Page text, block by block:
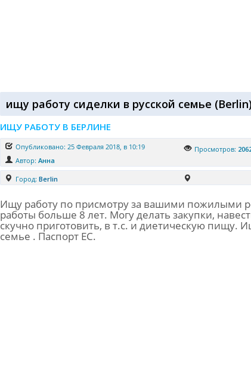
ищу работу сиделки в русской семье (Berlin
ИЩУ РАБОТУ В БЕРЛИНЕ
Опубликовано: 25 Февраля 2018, в 10:19 Просмотров:
Автор: Анна
Город: Berlin
Ищу работу по присмотру за вашими пожилыми
работы больше 8 лет. Могу делать закупки,
скучно приготовить, в т.с. и диетическую пищу.
семье . Паспорт ЕС.